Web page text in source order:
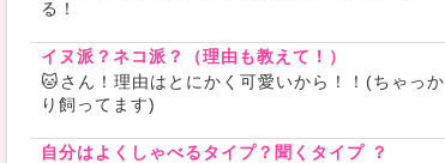
る！
イヌ派？ネコ派？（理由も教えて！）
🐱さん！理由はとにかく可愛いから！！(ちゃっか
り飼ってます)
自分はよくしゃべるタイプ？聞くタイプ ？